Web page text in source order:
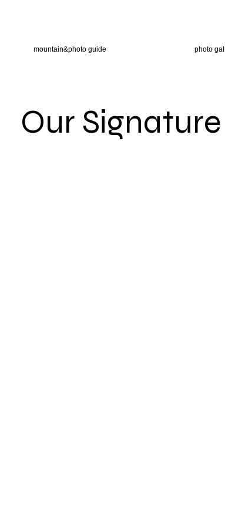
mountain&photo guide photo
Our